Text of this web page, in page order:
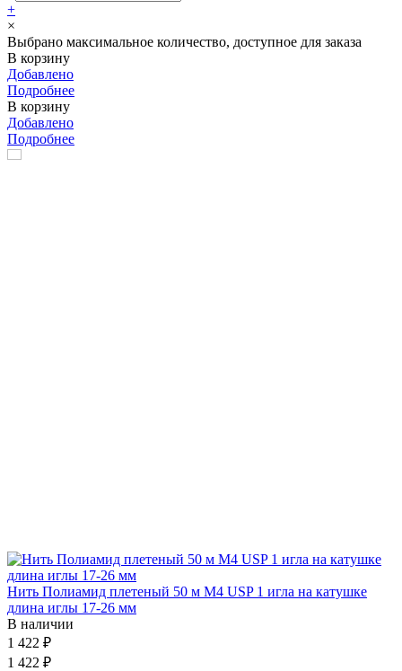
+
×
Выбрано максимальное количество, доступное для заказа
В корзину
Добавлено
Подробнее
В корзину
Добавлено
Подробнее
Нить Полиамид плетеный 50 м М4 USP 1 игла на катушке
длина иглы 17-26 мм
В наличии
1 422 ₽
1 422 ₽